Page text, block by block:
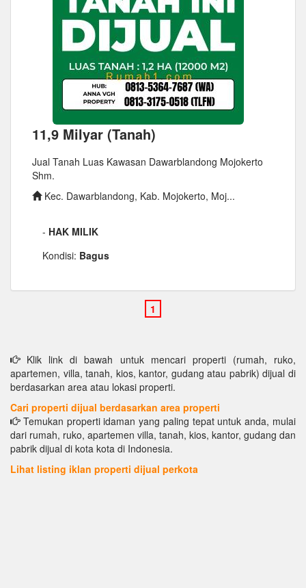
11,9 Milyar (Tanah)
Jual Tanah Luas Kawasan Dawarblandong Mojokerto
Shm.
Kec. Dawarblandong, Kab. Mojokerto, Moj...
- HAK MILIK
Kondisi: Bagus
Klik link di bawah untuk mencari properti (rumah, ruko,
apartemen, villa, tanah, kios, kantor, gudang atau pabrik) dijual di
berdasarkan area atau lokasi properti.
Cari properti dijual berdasarkan area properti
Temukan properti idaman yang paling tepat untuk anda, mulai
dari rumah, ruko, apartemen villa, tanah, kios, kantor, gudang dan
pabrik dijual di kota kota di Indonesia.
Lihat listing iklan properti dijual perkota